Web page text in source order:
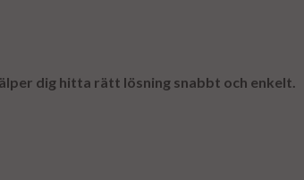
dig hitta rätt lösning snabbt och enkelt.